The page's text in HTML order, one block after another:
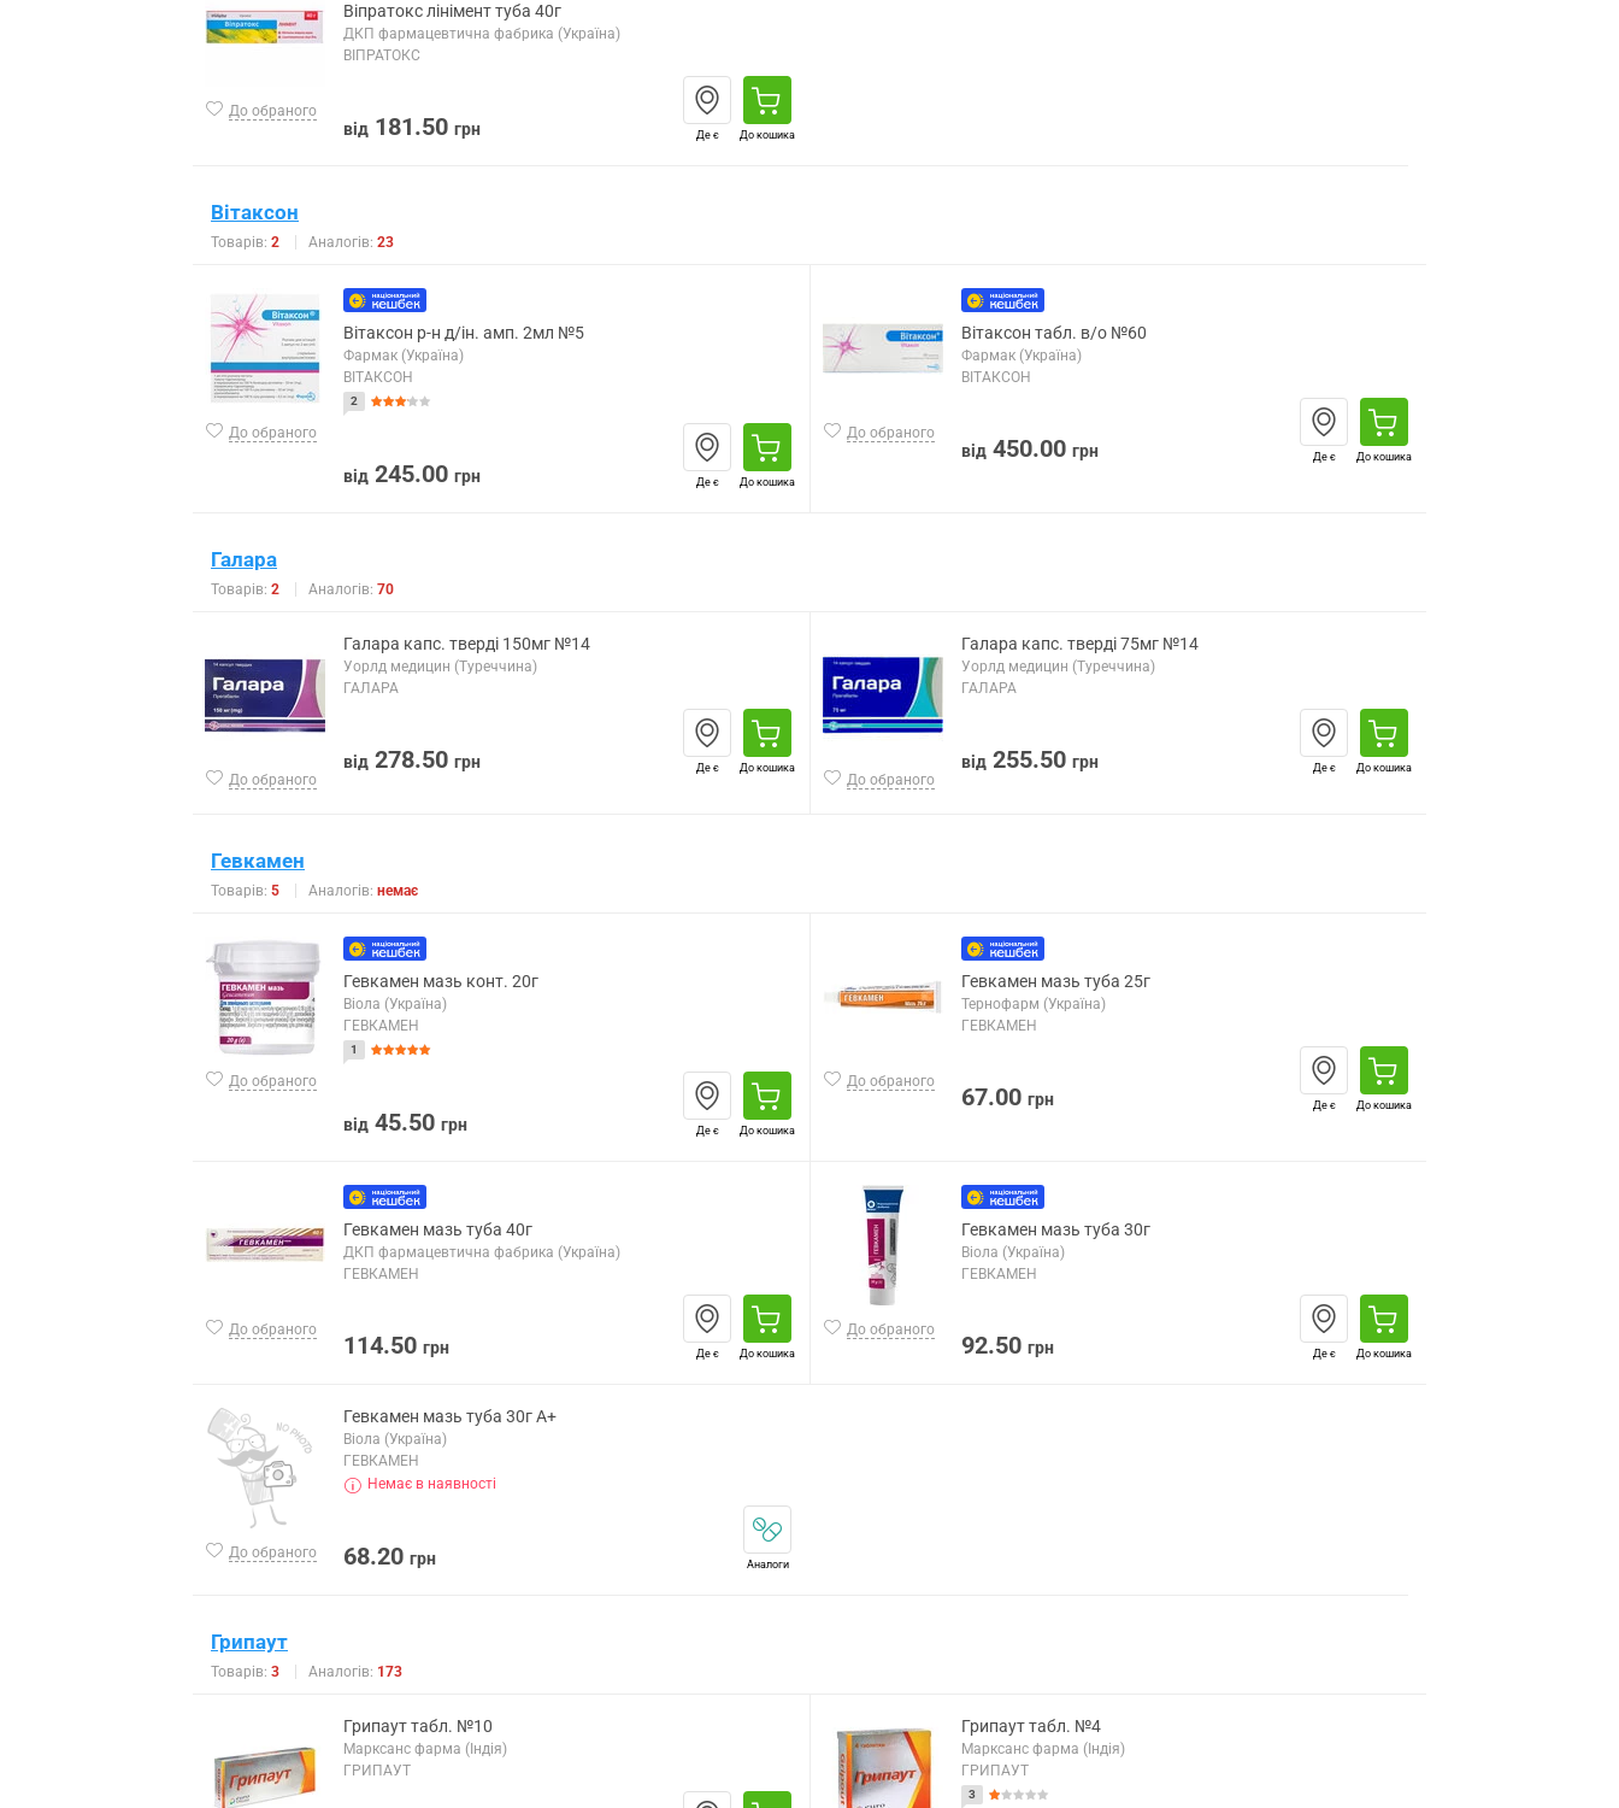
До обраного
Віпратокс лінімент туба 40г
ДКП фармацевтична фабрика (Україна)
ВІПРАТОКС
від 181.50 грн Де є До кошика
Вітаксон
Товарів: 2 Аналогів: 23
До обраного
Вітаксон р-н д/ін. амп. 2мл №5
Фармак (Україна)
ВІТАКСОН
2
від 245.00 грн Де є До кошика
До обраного
Вітаксон табл. в/о №60
Фармак (Україна)
ВІТАКСОН
від 450.00 грн Де є До кошика
Галара
Товарів: 2 Аналогів: 70
До обраного
Галара капс. тверді 150мг №14
Уорлд медицин (Туреччина)
ГАЛАРА
від 278.50 грн Де є До кошика
До обраного
Галара капс. тверді 75мг №14
Уорлд медицин (Туреччина)
ГАЛАРА
від 255.50 грн Де є До кошика
Гевкамен
Товарів: 5 Аналогів: немає
До обраного
Гевкамен мазь конт. 20г
Віола (Україна)
ГЕВКАМЕН
1
від 45.50 грн Де є До кошика
До обраного
Гевкамен мазь туба 25г
Тернофарм (Україна)
ГЕВКАМЕН
67.00 грн Де є До кошика
До обраного
Гевкамен мазь туба 40г
ДКП фармацевтична фабрика (Україна)
ГЕВКАМЕН
114.50 грн Де є До кошика
До обраного
Гевкамен мазь туба 30г
Віола (Україна)
ГЕВКАМЕН
92.50 грн Де є До кошика
До обраного
Гевкамен мазь туба 30г А+
Віола (Україна)
ГЕВКАМЕН
Немає в наявності
68.20 грн Аналоги
Грипаут
Товарів: 3 Аналогів: 173
Грипаут табл. №10
Марксанс фарма (Індія)
ГРИПАУТ
Грипаут табл. №4
Марксанс фарма (Індія)
ГРИПАУТ
3